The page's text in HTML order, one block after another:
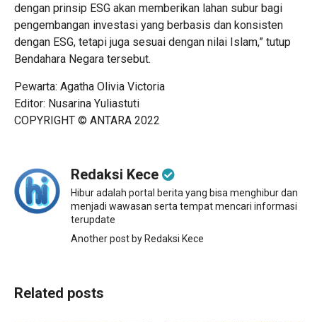
dengan prinsip ESG akan memberikan lahan subur bagi
pengembangan investasi yang berbasis dan konsisten
dengan ESG, tetapi juga sesuai dengan nilai Islam,” tutup
Bendahara Negara tersebut.
Pewarta: Agatha Olivia Victoria
Editor: Nusarina Yuliastuti
COPYRIGHT © ANTARA 2022
Redaksi Kece
Hibur adalah portal berita yang bisa menghibur dan
menjadi wawasan serta tempat mencari informasi
terupdate
Another post by Redaksi Kece
Related posts